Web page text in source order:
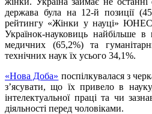
держава була на 12-й позиції
рейтингу «Жінки у науці»
Українок-науковиць найбільше в
медичних (65,2%) та
технічних наук їх усього 34,1%.
«Нова Доба» поспілкувалася з
з’ясувати, що їх привело в
інтелектуальної праці та чи
діяльності перед чоловіками.